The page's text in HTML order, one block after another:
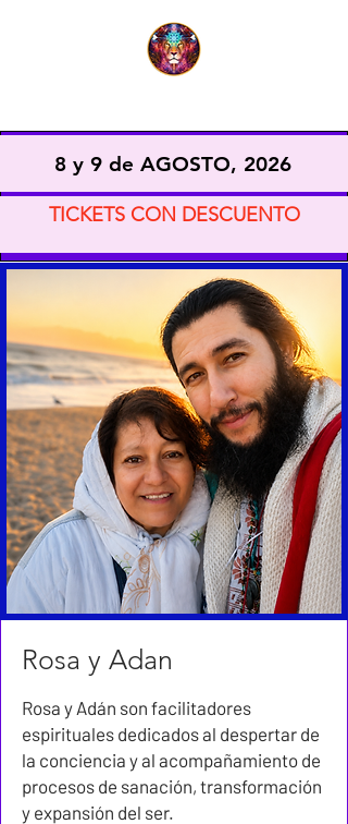
8 y 9 de AGOSTO, 2026
TICKETS CON DESCUENTO
Rosa y Adan
Rosa y Adán son facilitadores
espirituales dedicados al despertar de
la conciencia y al acompañamiento de
procesos de sanación, transformación
y expansión del ser.